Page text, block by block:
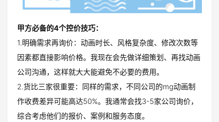
甲方必备的4个控价技巧：
1.明确需求再询价：动画时长、风格复杂度、修改次数等
因素都直接影响价格。我现在会先做详细策划、再找动画
公司沟通，这样就大大能避免不必要的费用。
2.货比三家很重要：同样的需求，不同公司的mg动画制
作收费差异可能高达50%。我通常会找3-5家公司询价，
综合考虑他们的报价、案例和服务态度。